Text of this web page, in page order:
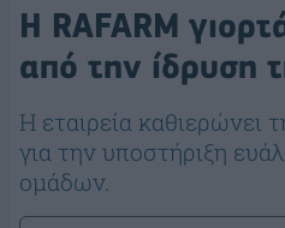
H RAFARM
από την ίδρυση
Η εταιρεία καθιερώνει
για την υποστήριξη
ομάδων.